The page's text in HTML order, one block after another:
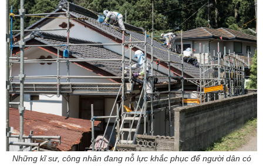
Những kĩ sư, công nhân đang nỗ lực khắc phục để người dân có